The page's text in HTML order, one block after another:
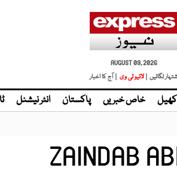
AUGUST 09, 2026
لگائیں | لائیو ٹی وی | آج کا اخبار
کھیل خاص خبریں پاکستان انٹر نیشنل
ZAINDAB